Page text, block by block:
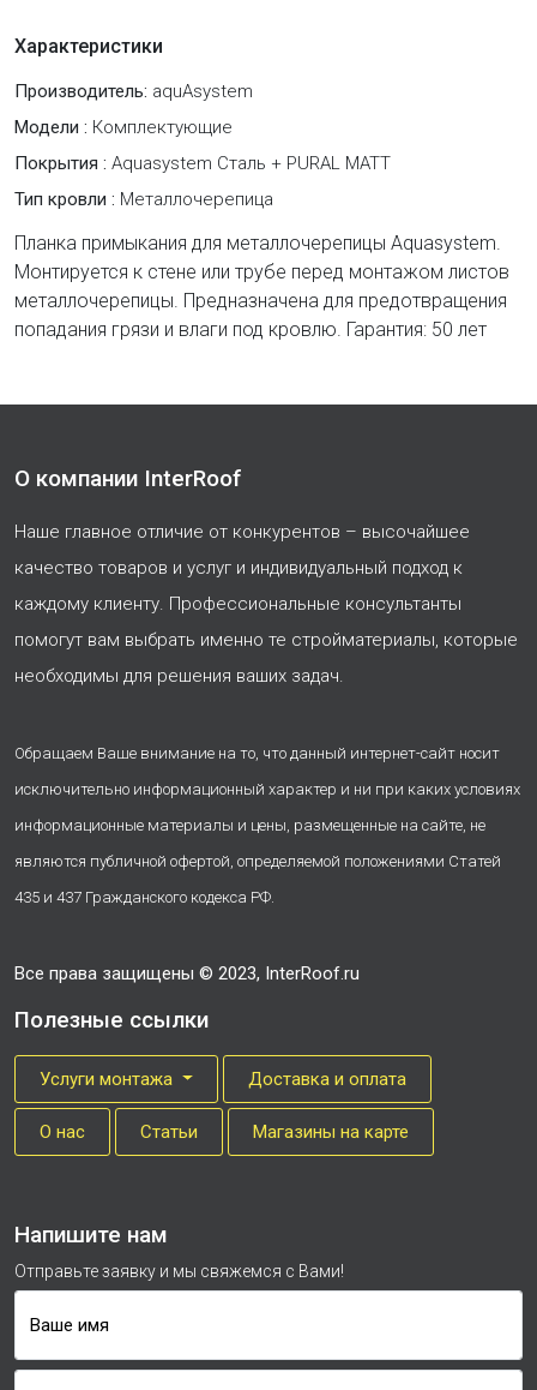
Характеристики
Производитель: aquAsystem
Модели : Комплектующие
Покрытия : Aquasystem Сталь + PURAL MATT
Тип кровли : Металлочерепица
Планка примыкания для металлочерепицы Aquasystem.
Монтируется к стене или трубе перед монтажом листов
металлочерепицы. Предназначена для предотвращения
попадания грязи и влаги под кровлю. Гарантия: 50 лет
О компании InterRoof
Наше главное отличие от конкурентов – высочайшее
качество товаров и услуг и индивидуальный подход к
каждому клиенту. Профессиональные консультанты
помогут вам выбрать именно те стройматериалы, которые
необходимы для решения ваших задач.
Обращаем Ваше внимание на то, что данный интернет-сайт носит
исключительно информационный характер и ни при каких условиях
информационные материалы и цены, размещенные на сайте, не
являются публичной офертой, определяемой положениями Статей
435 и 437 Гражданского кодекса РФ.
Все права защищены © 2023, InterRoof.ru
Полезные ссылки
Услуги монтажа Доставка и оплата
О нас Cтатьи Магазины на карте
Напишите нам
Отправьте заявку и мы свяжемся с Вами!
Ваше имя